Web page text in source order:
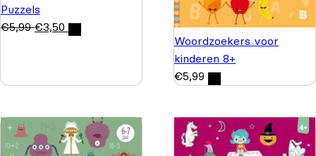
Puzzels
€5,99 €3,50
Woordzoekers voor
kinderen 8+
€5,99